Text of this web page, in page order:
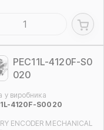
PEC11L-4120F-S0
020
у виробника
4120F-S0020
ENCODER MECHANICAL